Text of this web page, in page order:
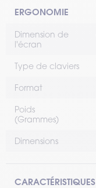
ERGONOMIE
Dimension de
l'écran
Type de claviers
Format
Poids
(Grammes)
Dimensions
CARACTÉRISTIQUES